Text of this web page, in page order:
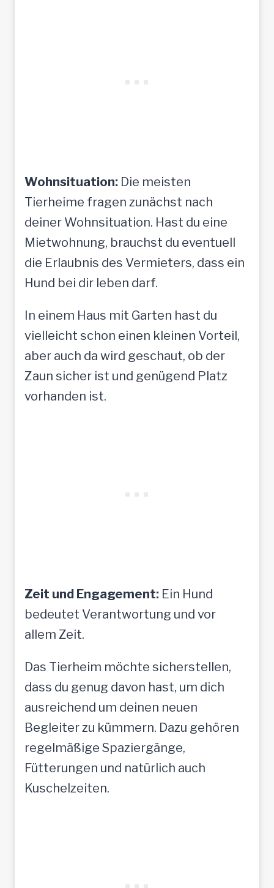
Wohnsituation: Die meisten
Tierheime fragen zunächst nach
deiner Wohnsituation. Hast du eine
Mietwohnung, brauchst du eventuell
die Erlaubnis des Vermieters, dass ein
Hund bei dir leben darf.
In einem Haus mit Garten hast du
vielleicht schon einen kleinen Vorteil,
aber auch da wird geschaut, ob der
Zaun sicher ist und genügend Platz
vorhanden ist.
Zeit und Engagement: Ein Hund
bedeutet Verantwortung und vor
allem Zeit.
Das Tierheim möchte sicherstellen,
dass du genug davon hast, um dich
ausreichend um deinen neuen
Begleiter zu kümmern. Dazu gehören
regelmäßige Spaziergänge,
Fütterungen und natürlich auch
Kuschelzeiten.